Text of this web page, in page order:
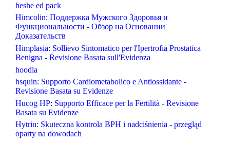
heshe ed pack
Himcolin: Поддержка Мужского Здоровья и
Функциональности - Обзор на Основании
Доказательств
Himplasia: Sollievo Sintomatico per l'Ipertrofia Prostatica
Benigna - Revisione Basata sull'Evidenza
hoodia
hsquin: Supporto Cardiometabolico e Antiossidante -
Revisione Basata su Evidenze
Hucog HP: Supporto Efficace per la Fertilità - Revisione
Basata su Evidenze
Hytrin: Skuteczna kontrola BPH i nadciśnienia - przegląd
oparty na dowodach